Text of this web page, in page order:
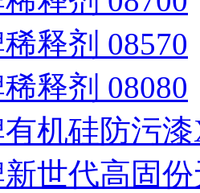
释剂 08570
释剂 08080
机硅防污漆
世代高固